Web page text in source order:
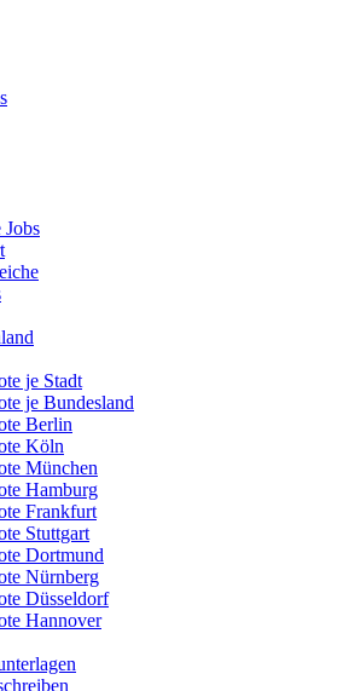
je Stadt
je Bundesland
Berlin
Köln
München
Hamburg
Frankfurt
Stuttgart
Dortmund
Nürnberg
Düsseldorf
Hannover